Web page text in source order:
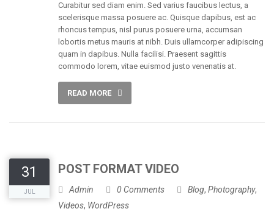
Curabitur sed diam enim. Sed varius faucibus lectus, a
scelerisque massa posuere ac. Quisque dapibus, est ac
rhoncus tempus, nisl purus posuere urna, accumsan
lobortis metus mauris at nibh. Duis ullamcorper adipiscing
quam in dapibus. Nulla facilisi. Praesent sagittis
commodo lorem, vitae euismod justo venenatis at.
READ MORE
31
JUL
POST FORMAT VIDEO
Admin 0 Comments Blog, Photography,
Videos, WordPress